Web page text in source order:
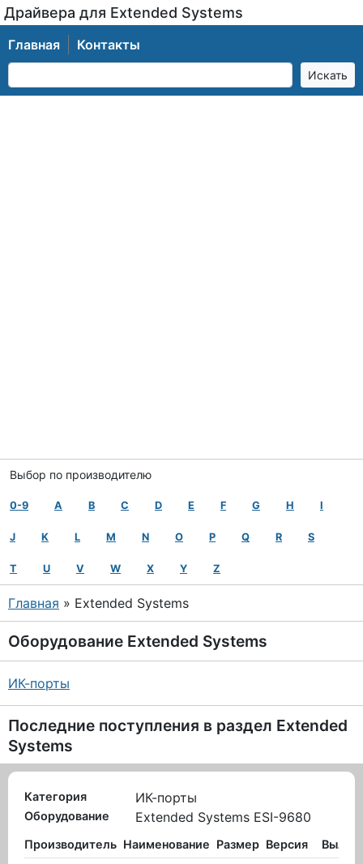
Драйвера для Extended Systems
Главная Контакты
Выбор по производителю
0-9 A B C D E F G H I
J K L M N O P Q R S
T U V W X Y Z
Главная » Extended Systems
Оборудование Extended Systems
ИК-порты
Последние поступления в раздел Extended
Systems
Категория ИК-порты
Оборудование Extended Systems ESI-9680
Производитель Наименование Размер Версия